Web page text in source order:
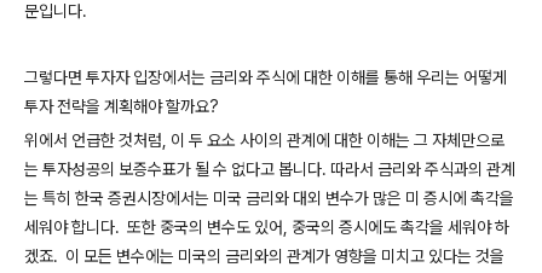
문입니다.
그렇다면 투자자 입장에서는 금리와 주식에 대한 이해를 통해 우리는 어떻게
투자 전략을 계획해야 할까요?
위에서 언급한 것처럼, 이 두 요소 사이의 관계에 대한 이해는 그 자체만으로
는 투자성공의 보증수표가 될 수 없다고 봅니다. 따라서 금리와 주식과의 관계
는 특히 한국 증권시장에서는 미국 금리와 대외 변수가 많은 미 증시에 촉각을
세워야 합니다. 또한 중국의 변수도 있어, 중국의 증시에도 촉각을 세워야 하
겠죠. 이 모든 변수에는 미국의 금리와의 관계가 영향을 미치고 있다는 것을